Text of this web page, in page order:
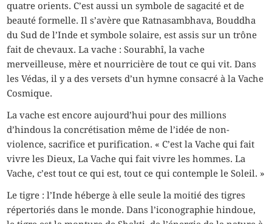
quatre orients. C’est aussi un symbole de sagacité et de
beauté formelle. Il s’avère que Ratnasambhava, Bouddha
du Sud de l’Inde et symbole solaire, est assis sur un trône
fait de chevaux. La vache : Sourabhî, la vache
merveilleuse, mère et nourricière de tout ce qui vit. Dans
les Védas, il y a des versets d’un hymne consacré à la Vache
Cosmique.
La vache est encore aujourd’hui pour des millions
d’hindous la concrétisation même de l’idée de non-
violence, sacrifice et purification. « C’est la Vache qui fait
vivre les Dieux, La Vache qui fait vivre les hommes. La
Vache, c’est tout ce qui est, tout ce qui contemple le Soleil. »
Le tigre : l’Inde héberge à elle seule la moitié des tigres
répertoriés dans le monde. Dans l’iconographie hindoue,